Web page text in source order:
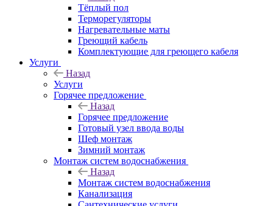
Тёплый пол
Терморегуляторы
Нагревательные маты
Греющий кабель
Комплектующие для греющего кабеля
Услуги
Назад
Услуги
Горячее предложение
Назад
Горячее предложение
Готовый узел ввода воды
Шеф монтаж
Зимний монтаж
Монтаж систем водоснабжения
Назад
Монтаж систем водоснабжения
Канализация